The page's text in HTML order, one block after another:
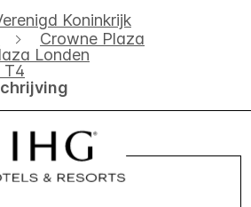
Koninkrijk
Crowne Plaza
Londen
T4